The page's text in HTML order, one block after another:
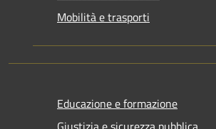
Mobilità e trasporti
Educazione e formazione